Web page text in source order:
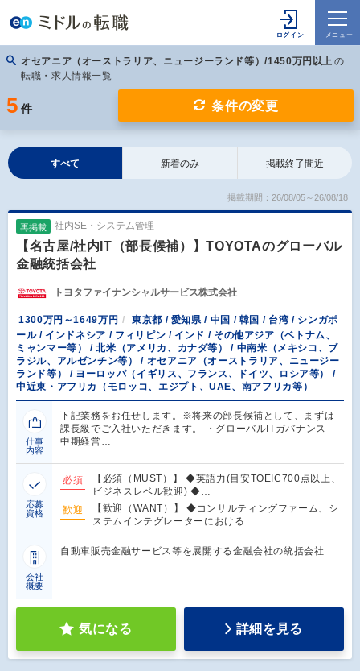
オセアニア（オーストラリア、ニュージーランド等）/1450万円以上 の
転職・求人情報一覧
5 件 条件の変更
すべて 新着のみ 掲載終了間近
掲載期間：26/08/05～26/08/18
再掲載 社内SE・システム管理
【名古屋/社内IT（部長候補）】TOYOTAのグローバル
金融統括会社
トヨタファイナンシャルサービス株式会社
1300万円～1649万円
東京都 / 愛知県 / 中国 / 韓国 / 台湾 / シンガポ
ール / インドネシア / フィリピン / インド / その他アジア（ベトナム、
ミャンマー等） / 北米（アメリカ、カナダ等） / 中南米（メキシコ、ブ
ラジル、アルゼンチン等） / オセアニア（オーストラリア、ニュージー
ランド等） / ヨーロッパ（イギリス、フランス、ドイツ、ロシア等） /
中近東・アフリカ（モロッコ、エジプト、UAE、南アフリカ等）
仕事
内容
下記業務をお任せします。※将来の部長候補として、まずは
課長級でご入社いただきます。 ・グローバルITガバナンス ‐
中期経営…
応募
資格
必須
【必須（MUST）】 ◆英語力(目安TOEIC700点以上、
ビジネスレベル歓迎) ◆…
歓迎
【歓迎（WANT）】 ◆コンサルティングファーム、シ
ステムインテグレーターにおける…
会社
概要
自動車販売金融サービス等を展開する金融会社の統括会社
気になる 詳細を見る